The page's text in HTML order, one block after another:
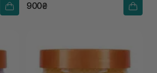
900₴